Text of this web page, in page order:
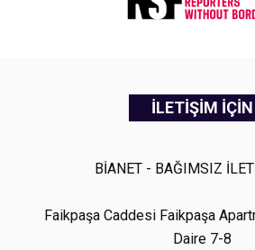
İLETİŞİM İÇİN
BİANET - BAĞIMSIZ
Faikpaşa Caddesi Faikpaşa
Daire 7-8